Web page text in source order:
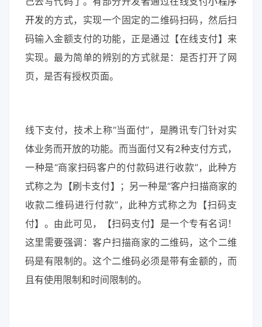
开发的方式，实现一个固定的二维码扫码，然后扫
码输入金额支付的功能，正是通过【在线支付】来
实现。最为简单的辨别的方式就是：是否打开了网
页，是否有授权页面。
线下支付，技术上称“当面付”，是腾讯专门针对实
体业务而开放的功能。而当面付又有2种支付方式，
一种是“商家扫码客户的付款码进行收款”，此种方
式称之为【刷卡支付】；另一种是“客户扫描商家的
收款二维码进行付款”，此种方式称之为【扫码支
付】。由此可见，【扫码支付】是一个专有名词！
这里需要强调：客户扫描商家的二维码，这个二维
码是有限制的。这个二维码必须是带有金额的，而
且有使用限制和时间限制的。